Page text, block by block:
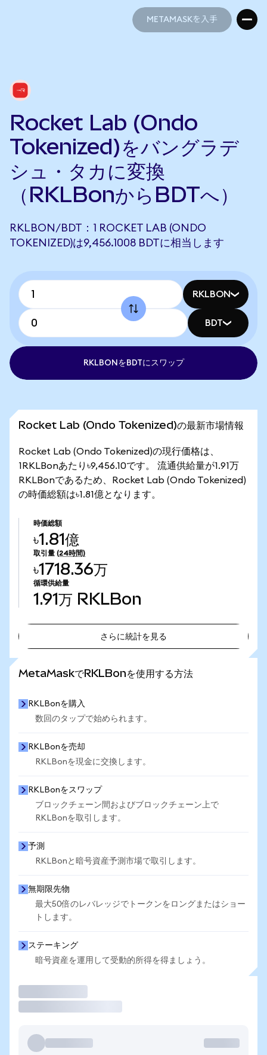
METAMASKを入手
Rocket Lab (Ondo
Tokenized)をバングラデ
シュ・タカに変換
（RKLBonからBDTへ）
RKLBON/BDT：1 ROCKET LAB (ONDO
TOKENIZED)は9,456.1008 BDTに相当します
RKLBON
BDT
RKLBONをBDTにスワップ
Rocket Lab (Ondo Tokenized)の最新市場情報
Rocket Lab (Ondo Tokenized)の現行価格は、
1RKLBonあたり৳9,456.10です。 流通供給量が1.91万
RKLBonであるため、Rocket Lab (Ondo Tokenized)
の時価総額は৳1.81億となります。
時価総額
৳1.81億
取引量 (24時間)
৳1718.36万
循環供給量
1.91万 RKLBon
さらに統計を見る
MetaMaskでRKLBonを使用する方法
RKLBonを購入
数回のタップで始められます。
RKLBonを売却
RKLBonを現金に交換します。
RKLBonをスワップ
ブロックチェーン間およびブロックチェーン上で
RKLBonを取引します。
予測
RKLBonと暗号資産予測市場で取引します。
無期限先物
最大50倍のレバレッジでトークンをロングまたはショー
トします。
ステーキング
暗号資産を運用して受動的所得を得ましょう。